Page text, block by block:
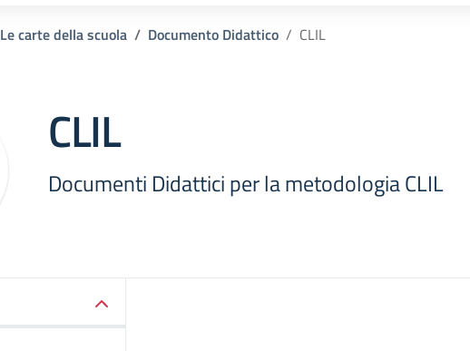
Le carte della scuola Documento Didattico CLIL
CLIL
Documenti Didattici per la metodologia CLIL